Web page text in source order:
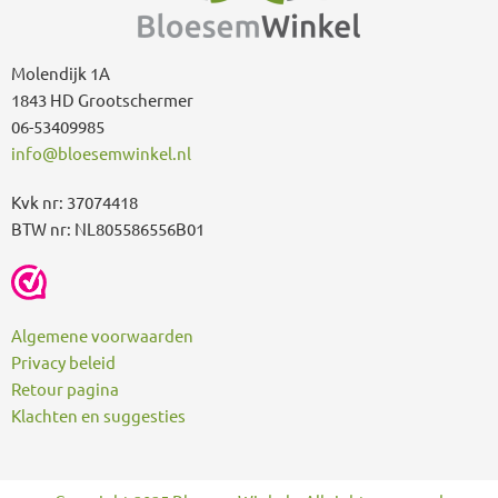
Molendijk 1A
1843 HD Grootschermer
06-53409985
info@bloesemwinkel.nl
Kvk nr: 37074418
BTW nr: NL805586556B01
Algemene voorwaarden
Privacy beleid
Retour pagina
Klachten en suggesties